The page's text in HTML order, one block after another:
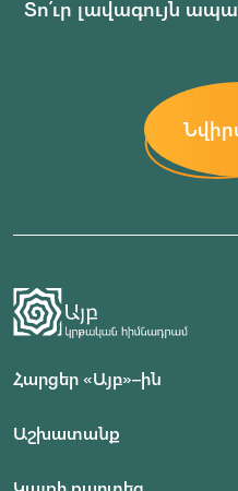
Տո՛ւր լավագույն
Հարցեր «Այբ»–ին
Աշխատանք